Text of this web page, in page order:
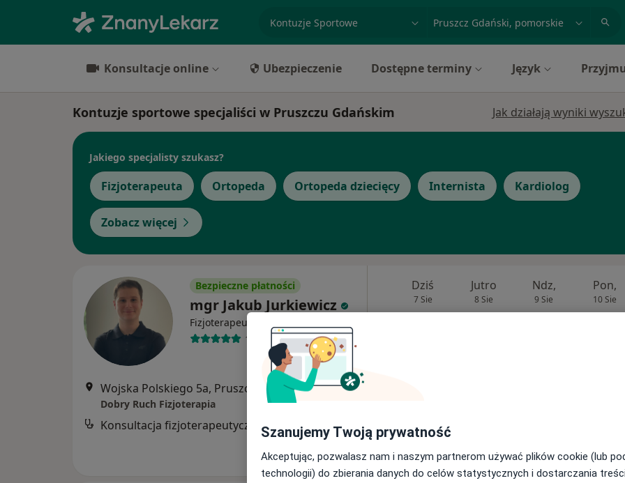
miasto lub dzielnica
Konsultacje online Ubezpieczenie Dostępne terminy Język
Kontuzje sportowe specjaliści w Pruszczu Gdańskim Jak działają wyniki
Jakiego specjalisty szukasz?
Fizjoterapeuta Ortopeda Ortopeda dziecięcy Internista Kardiolog
Zobacz więcej
Bezpieczne płatności
mgr Jakub Jurkiewicz
Fizjoterapeuta
105 opinii
Wojska Polskiego 5a, Pruszcz Gdański•Mapa
Dobry Ruch Fizjoterapia
Konsultacja fizjoterapeutyczna 150 zł
Dziś
7 Sie
Jutro
8 Sie
Ndz,
9 Sie
Pon,
10 Sie
Szanujemy Twoją prywatność
Akceptując, pozwalasz nam i naszym partnerom używać plików cookie (lub
technologii) do zbierania danych do celów statystycznych i dostarczania